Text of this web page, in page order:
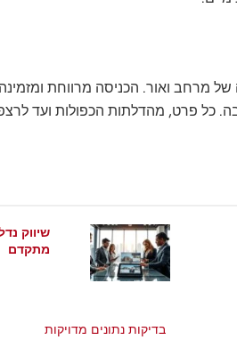
מרחב ואור. הכניסה מרווחת
כל פרט, מהדלתות הכפולות ועד
שיווק
מתקדם
בדיקות נתונים מדויקות